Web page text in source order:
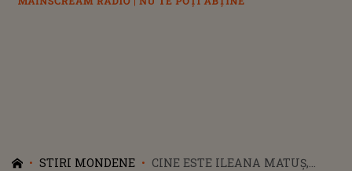
STIRI MONDENE
CINE ESTE ILEANA MATUȘ,